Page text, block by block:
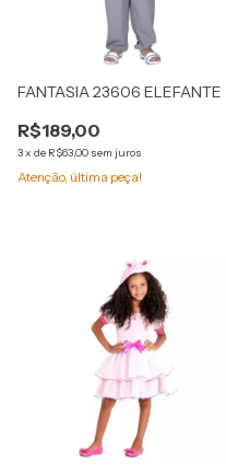
FANTASIA 23606 ELEFANTE
R$189,00
3x de R$63,00 sem juros
Atenção, última peça!